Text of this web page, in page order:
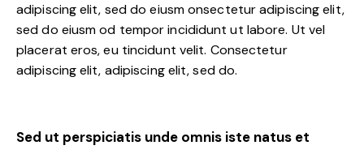
adipiscing elit, sed do eiusm onsectetur adipiscing elit,
sed do eiusm od tempor incididunt ut labore. Ut vel
placerat eros, eu tincidunt velit. Consectetur
adipiscing elit, adipiscing elit, sed do.
Sed ut perspiciatis unde omnis iste natus et